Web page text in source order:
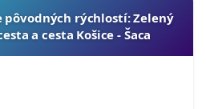
pôvodných rýchlostí: Zelený
a cesta Košice - Šaca